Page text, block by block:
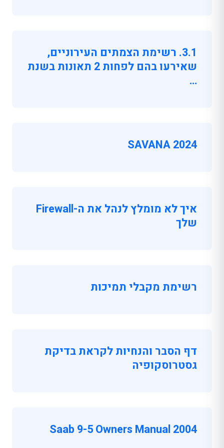
3.1. רשימת הצמתים העירוניים,
שאירעו בהם לפחות 2 תאונות בשנת
…
SAVANA 2024
איך לא מומלץ לנהל את ה-Firewall
שלך
רשימת מקבלי תמיכות
דף הסבר והנחיות לקראת בדיקת
גסטרוסקופיה
Saab 9-5 Owners Manual 2004